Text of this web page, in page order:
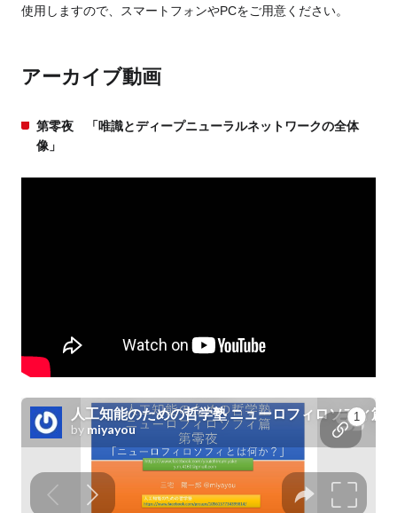
使用しますので、スマートフォンやPCをご用意ください。
アーカイブ動画
第零夜 「唯識とディープニューラルネットワークの全体
像」